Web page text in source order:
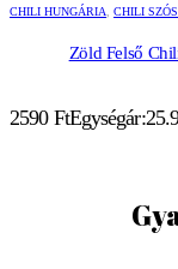
CHILI HUNGÁRIA, CHILI
Zöld Felső
2590 Ft